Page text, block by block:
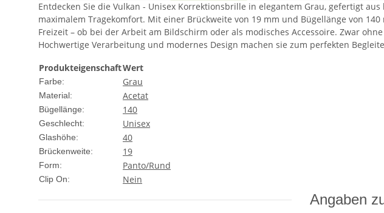
Entdecken Sie die Vulkan - Unisex Korrektionsbrille in elegantem Grau, gefertigt
maximalem Tragekomfort. Mit einer Brückweite von 19 mm und Bügellänge von
Freizeit – ob bei der Arbeit am Bildschirm oder als modisches Accessoire. Zwar
Hochwertige Verarbeitung und modernes Design machen sie zum perfekten
ProdukteigenschaftWert
Farbe: Grau
Material: Acetat
Bügellänge: 140
Geschlecht: Unisex
Glashöhe: 40
Brückenweite: 19
Form: Panto/Rund
Clip On: Nein
Angaben